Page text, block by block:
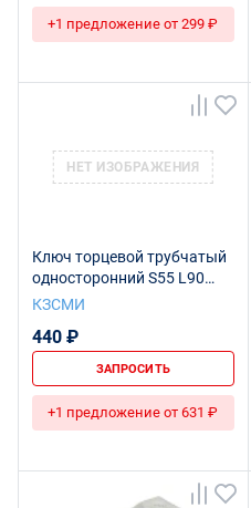
+1 предложение от 299 ₽
НЕТ ИЗОБРАЖЕНИЯ
Ключ торцевой трубчатый
односторонний S55 L90
Урал.УАЗ исп.1 Ц15хр.бцв.
КЗСМИ
440 ₽
ЗАПРОСИТЬ
+1 предложение от 631 ₽